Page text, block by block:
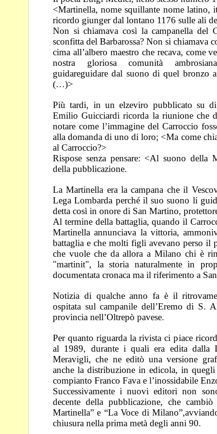
<Martinella, nome squillante nome latino,
ricordo giunger dal lontano 1176 sulle ali
Non si chiamava così la campanella del
sconfitta del Barbarossa? Non si chiamava
cima all’albero maestro che recava, come
nostra gloriosacomunità
guidareguidare dal suono di quel bronzo
(…)>
Più tardi, in un elzeviro pubblicato su
Emilio Guicciardiricorda la riunione che
notare come l’immaginedel Carroccio
alla domanda di uno di loro; <Ma come
al Carroccio?>
Rispose senza pensare: <Al suono della
della pubblicazione.
La Martinella era la campana che il
LegaLombarda perché il suo suono li
detta così in onore di San Martino,
Al termine della battaglia, quando il
Martinellaannunciava la vittoria,
battaglia e che molti figli avevano perso il
che vuole che daallora a Milano chi è
"martinit", la storia naturalmente in
documentata cronaca ma il riferimento a
Notizia di qualche anno fa è il
ospitata sulcampanile dell’Eremo di S.
provincia nell’Oltrepò pavese.
Per quanto riguarda la rivista ci piace
al 1989, durante i quali era edita dalla
Meravigli, che ne editò una versione
anche la distribuzione in edicola, in
compianto Franco Fava e l’inossidabile
Successivamente i nuovi editori non
decente della pubblicazione, che
Martinella” e “La Voce di
chiusura nella prima metà degli anni 90.